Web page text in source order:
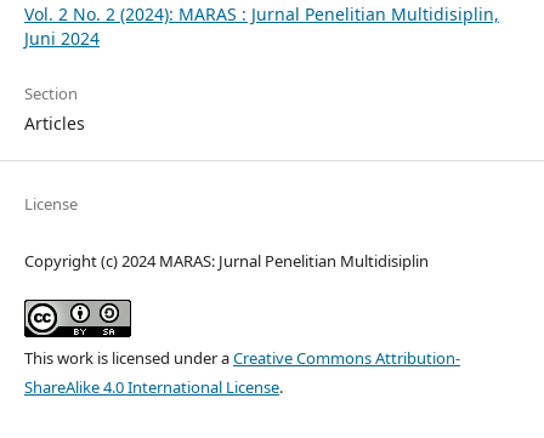
Vol. 2 No. 2 (2024): MARAS : Jurnal Penelitian Multidisiplin,
Juni 2024
Section
Articles
License
Copyright (c) 2024 MARAS: Jurnal Penelitian Multidisiplin
This work is licensed under aCreative Commons Attribution-
ShareAlike 4.0 International License.